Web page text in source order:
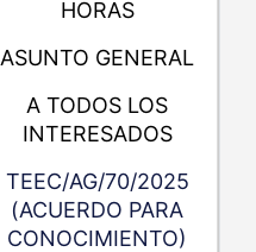
HORAS
ASUNTO GENERAL
A TODOS LOS
INTERESADOS
TEEC/AG/70/2025
(ACUERDO PARA
CONOCIMIENTO)